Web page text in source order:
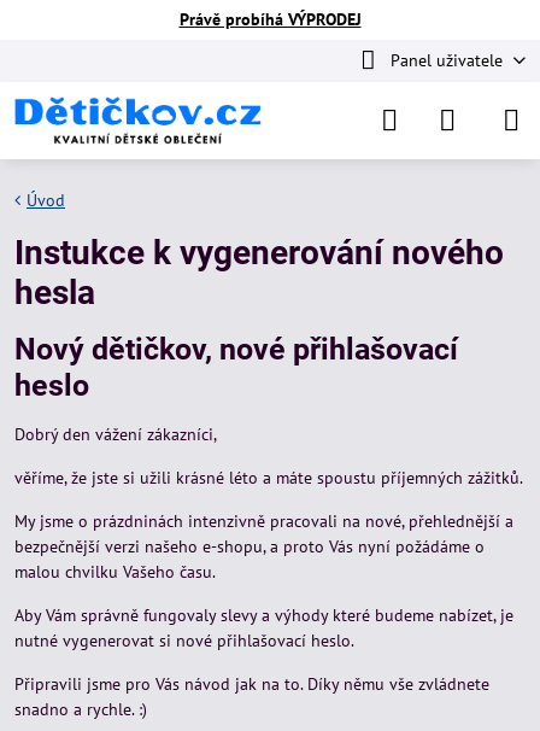
Právě probíhá VÝPRODEJ
Panel uživatele
Úvod
Instukce k vygenerování nového
hesla
Nový dětičkov, nové přihlašovací
heslo
Dobrý den vážení zákazníci,
věříme, že jste si užili krásné léto a máte spoustu příjemných zážitků.
My jsme o prázdninách intenzivně pracovali na nové, přehlednější a
bezpečnější verzi našeho e-shopu, a proto Vás nyní požádáme o
malou chvilku Vašeho času.
Aby Vám správně fungovaly slevy a výhody které budeme nabízet, je
nutné vygenerovat si nové přihlašovací heslo.
Připravili jsme pro Vás návod jak na to. Díky němu vše zvládnete
snadno a rychle. :)